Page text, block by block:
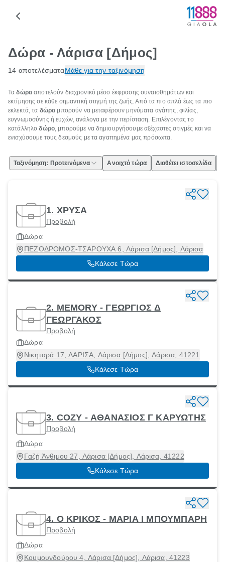
Δώρα - Λάρισα [Δήμος]
14 αποτελέσματαΜάθε για την ταξινόμηση
Ταδώρααποτελούν διαχρονικό μέσο έκφρασης συναισθημάτων και
εκτίμησης σε κάθε σημαντική στιγμή της ζωής. Από τα πιο απλά έως τα πιο
εκλεκτά, τα δώρα μπορούν να μεταφέρουν μηνύματα αγάπης, φιλίας,
ευγνωμοσύνης ή ευχών, ανάλογα με την περίσταση. Επιλέγοντας το
κατάλληλοδώρο, μπορούμε να δημιουργήσουμε αξέχαστες στιγμές και να
ενισχύσουμε τους δεσμούς με τα αγαπημένα μας πρόσωπα.
Ταξινόμηση: Προτεινόμενα Ανοιχτό τώρα Διαθέτει ιστοσελίδα
1. ΧΡΥΣΑ
Προβολή
Δώρα
ΠΕΖΟΔΡΟΜΟΣ-ΤΣΑΡΟΥΧΑ 6, Λάρισα [Δήμος], Λάρισα
Κάλεσε Τώρα
2. MEMORY - ΓΕΩΡΓΙΟΣ Δ
ΓΕΩΡΓΑΚΟΣ
Προβολή
Δώρα
Νικηταρά 17, ΛΑΡΙΣΑ, Λάρισα [Δήμος], Λάρισα, 41221
Κάλεσε Τώρα
3. COZY - ΑΘΑΝΑΣΙΟΣ Γ ΚΑΡΥΩΤΗΣ
Προβολή
Δώρα
Γαζή Άνθιμου 27, Λάρισα [Δήμος], Λάρισα, 41222
Κάλεσε Τώρα
4. Ο ΚΡΙΚΟΣ - ΜΑΡΙΑ Ι ΜΠΟΥΜΠΑΡΗ
Προβολή
Δώρα
Κουμουνδούρου 4, Λάρισα [Δήμος], Λάρισα, 41223